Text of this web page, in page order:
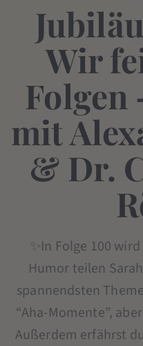
Wir
Folgen
mit
& Dr.
✨In Folge 100
Humor teilen
spannendsten
“Aha-Momente”,
Außerdem erfährst